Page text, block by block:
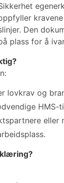
Den
plass for å
lovkrav og
HMS-
eller